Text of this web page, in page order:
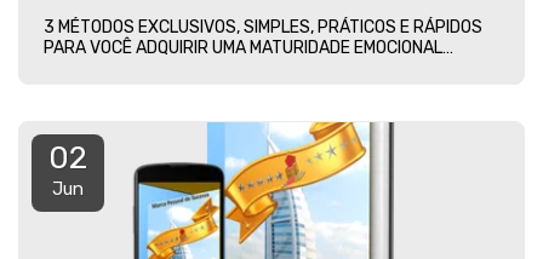
3 MÉTODOS EXCLUSIVOS, SIMPLES, PRÁTICOS E RÁPIDOS
PARA VOCÊ ADQUIRIR UMA MATURIDADE EMOCIONAL
02
Jun